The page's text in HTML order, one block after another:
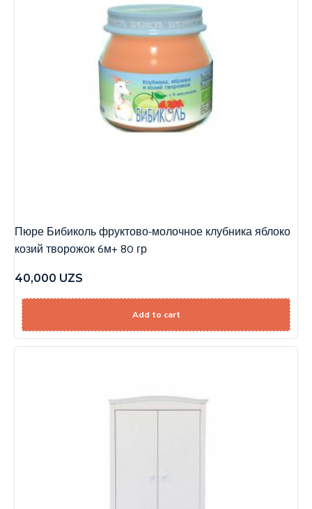
Пюре Бибиколь фруктово-молочное клубника яблоко
козий творожок 6м+ 80 гр
40,000 UZS
Add to cart